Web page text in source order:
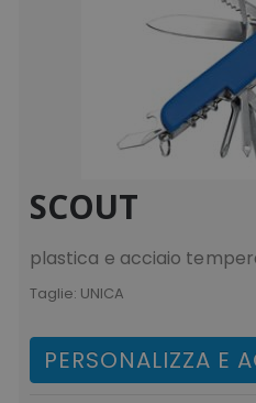
SCOUT
plastica e acciaio
Taglie: UNICA
PERSONALIZZA E